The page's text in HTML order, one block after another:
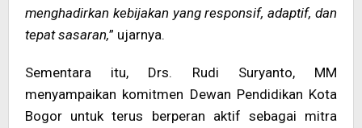
menghadirkan kebijakan yang responsif, adaptif, dan
tepat sasaran,” ujarnya.
Sementara itu, Drs. Rudi Suryanto, MM
menyampaikan komitmen Dewan Pendidikan Kota
Bogor untuk terus berperan aktif sebagai mitra